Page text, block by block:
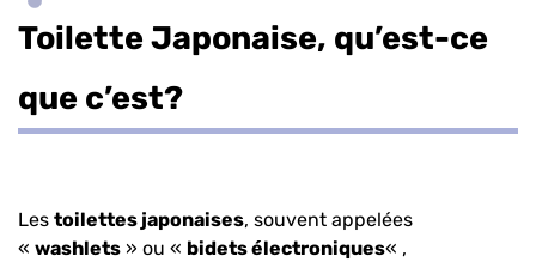
Toilette Japonaise, qu’est-ce
que c’est?
Les toilettes japonaises, souvent appelées
« washlets » ou « bidets électroniques« ,